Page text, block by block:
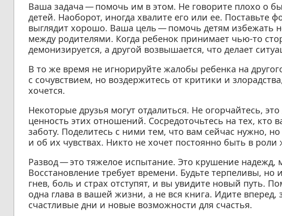
Ваша задача — помочь им в этом. Не говорите плохо о
детей. Наоборот, иногда хвалите его или ее. Поставьте
выглядит хорошо. Ваша цель — помочь детям избежать
между родителями. Когда ребенок принимает чью-то
демонизируется, а другой возвышается, что делает
В то же время не игнорируйте жалобы ребенка на
с сочувствием, но воздержитесь от критики и
хочется.
Некоторые друзья могут отдалиться. Не огорчайтесь,
ценность этих отношений. Сосредоточьтесь на тех, кто
заботу. Поделитесь с ними тем, что вам сейчас нужно,
и об их чувствах. Никто не хочет постоянно быть в роли
Развод — это тяжелое испытание. Это крушение надежд,
Восстановление требует времени. Будьте терпеливы, но
гнев, боль и страх отступят, и вы увидите новый путь.
одна глава в вашей жизни, а не вся книга. Идите вперед,
счастливые дни и новые возможности для счастья.